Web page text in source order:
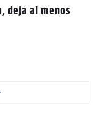
deja al menos